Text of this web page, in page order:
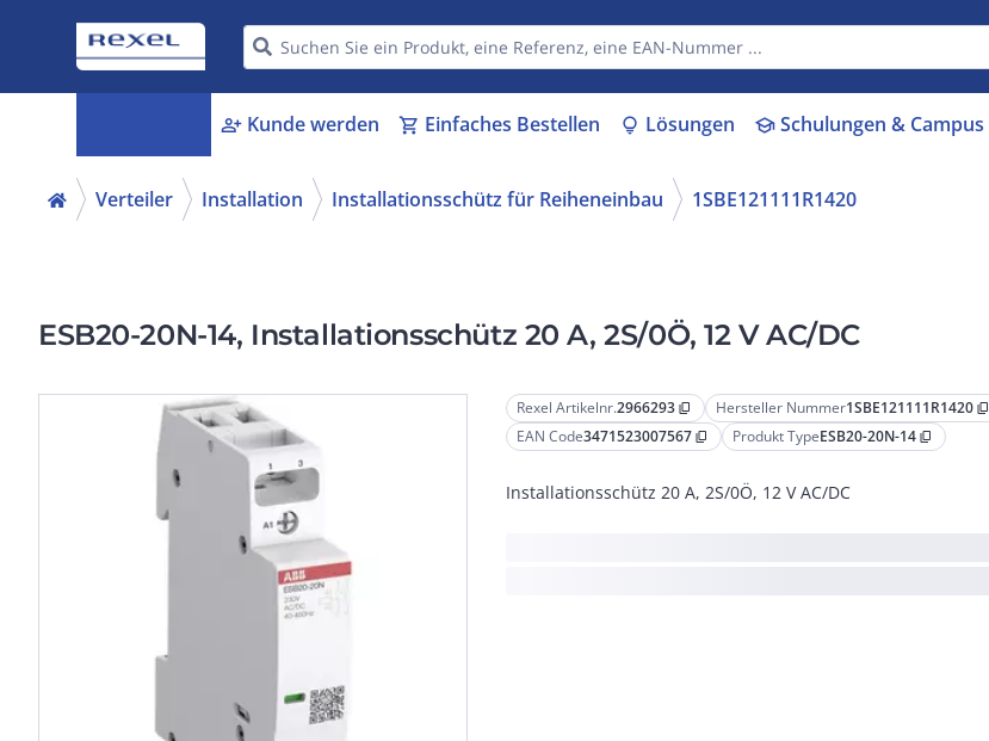
person_add Kunde werden shopping_cart Einfaches Bestellen lightbulb Lösungen schoolSchulungen & Campus
Verteiler Installation Installationsschütz für Reiheneinbau 1SBE121111R1420
ESB20-20N-14, Installationsschütz 20 A, 2S/0Ö, 12 V AC/DC
Rexel Artikelnr.2966293 content_copy Hersteller Nummer1SBE121111R1420 content_copy
EAN Code3471523007567 content_copy Produkt TypeESB20-20N-14 content_copy
Installationsschütz 20 A, 2S/0Ö, 12 V AC/DC